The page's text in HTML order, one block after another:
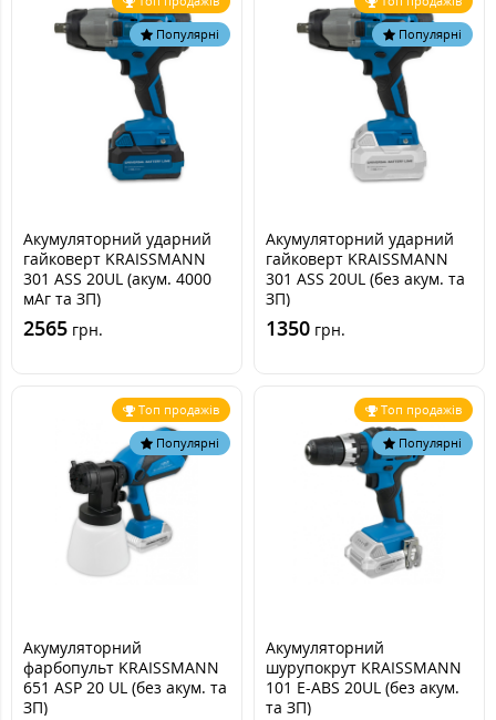
Популярні
Акумуляторний ударний
гайковерт KRAISSMANN
301 ASS 20UL (акум. 4000
мАг та ЗП)
2565 грн.
Популярні
Акумуляторний ударний
гайковерт KRAISSMANN
301 ASS 20UL (без акум. та
ЗП)
1350 грн.
Топ продажів
Популярні
Акумуляторний
фарбопульт KRAISSMANN
651 ASP 20 UL (без акум. та
ЗП)
Топ продажів
Популярні
Акумуляторний
шурупокрут KRAISSMANN
101 E-ABS 20UL (без акум.
та ЗП)